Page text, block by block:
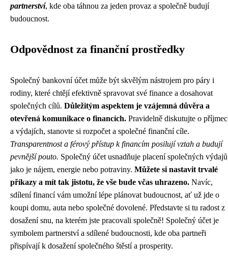
partnerství, kde oba táhnou za jeden provaz a společně budují
budoucnost.
Odpovědnost za finanční prostředky
Společný bankovní účet může být skvělým nástrojem pro páry i
rodiny, které chtějí efektivně spravovat své finance a dosahovat
společných cílů. Důležitým aspektem je vzájemná důvěra a
otevřená komunikace o financích. Pravidelně diskutujte o
a výdajích, stanovte si rozpočet a společné finanční cíle.
Transparentnost a férový přístup k financím posilují vztah a budují
pevnější pouto. Společný účet usnadňuje placení společných
jako je nájem, energie nebo potraviny. Můžete si nastavit trvalé
příkazy a mít tak jistotu, že vše bude včas uhrazeno. Navíc,
sdílení financí vám umožní lépe plánovat budoucnost, ať už jde o
koupi domu, auta nebo společné dovolené. Představte si tu radost z
dosažení snu, na kterém jste pracovali společně! Společný účet je
symbolem partnerství a sdílené budoucnosti, kde oba partneři
přispívají k dosažení společného štěstí a prosperity.